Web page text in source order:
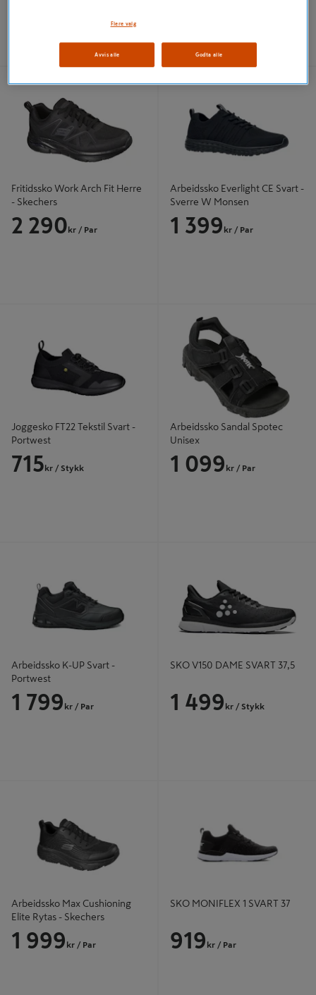
Skechers
Fritidssko Work Arch Fit Herre
- Skechers
2 290 kr / Par
Sverre W Monsen
Arbeidssko Everlight CE Svart -
Sverre W Monsen
1 399 kr / Par
Joggesko FT22 Tekstil Svart -
Portwest
715 kr / Stykk
Arbeidssko Sandal Spotec
Unisex
1 099 kr / Par
Arbeidssko K-UP Svart -
Portwest
1 799 kr / Par
SKO V150 DAME SVART 37,5
1 499 kr / Stykk
Arbeidssko Max Cushioning
Elite Rytas - Skechers
1 999 kr / Par
SKO MONIFLEX 1 SVART 37
919 kr / Par
Flere valg
Avvis alle Godta alle